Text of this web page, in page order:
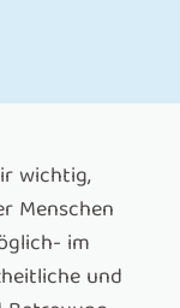
wichtig,
Menschen
im
und